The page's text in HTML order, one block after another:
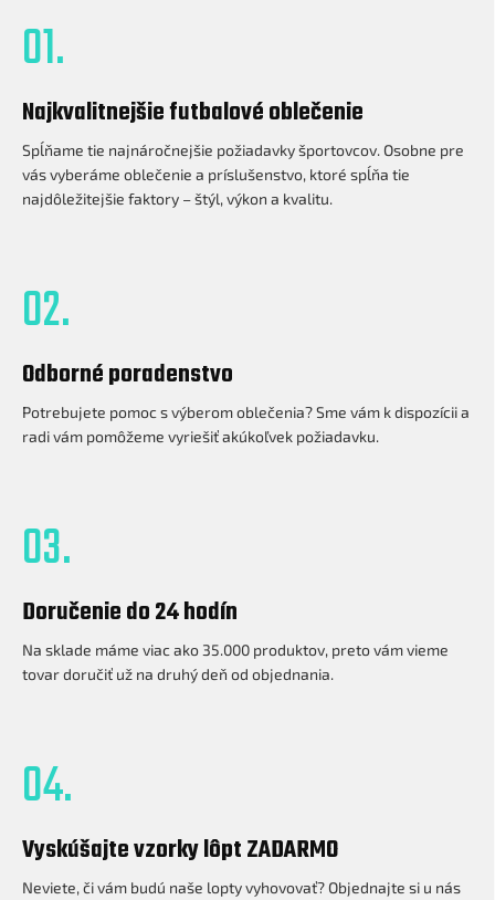
01.
Najkvalitnejšie futbalové oblečenie
Spĺňame tie najnáročnejšie požiadavky športovcov. Osobne pre
vás vyberáme oblečenie a príslušenstvo, ktoré spĺňa tie
najdôležitejšie faktory – štýl, výkon a kvalitu.
02.
Odborné poradenstvo
Potrebujete pomoc s výberom oblečenia? Sme vám k dispozícii a
radi vám pomôžeme vyriešiť akúkoľvek požiadavku.
03.
Doručenie do 24 hodín
Na sklade máme viac ako 35.000 produktov, preto vám vieme
tovar doručiť už na druhý deň od objednania.
04.
Vyskúšajte vzorky lôpt ZADARMO
Neviete, či vám budú naše lopty vyhovovať? Objednajte si u nás